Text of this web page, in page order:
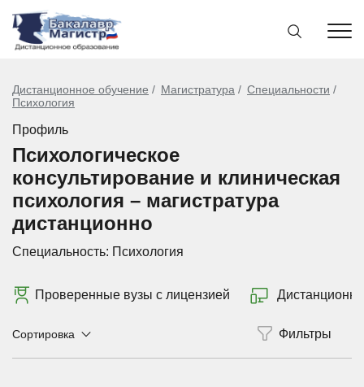
Дистанционное обучение Магистратура
Специальности
Психология
Профиль
Психологическое
консультирование и клиническая
психология – магистратура
дистанционно
Специальность: Психология
Проверенные вузы с лицензией Дистанционно
Сортировка